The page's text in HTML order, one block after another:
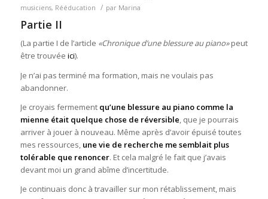
musiciens, Rééducation / par Marina
Partie II
(La partie I de l’article «Chronique d’une blessure au piano»peut
être trouvée ici).
Je n’ai pas terminé ma formation, mais ne voulais pas
abandonner.
Je croyais fermement qu’une blessure au piano comme la
mienne était quelque chose de réversible , que je pourrais
arriver à jouer à nouveau. Même après d’avoir épuisé toutes
mes ressources, une vie de recherche me semblait plus
tolérable que renoncer. Et cela malgré le fait que j’avais
devant moi un grand abîme d’incertitude.
Je continuais donc à travailler sur mon rétablissement, mais